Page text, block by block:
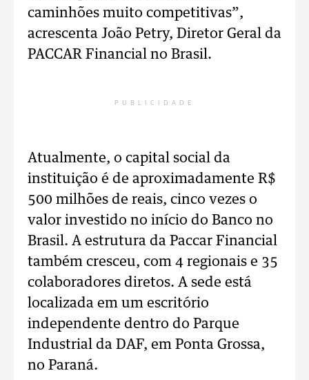
caminhões muito competitivas”,
acrescenta João Petry, Diretor Geral da
PACCAR Financial no Brasil.
PUBLICIDADE
Atualmente, o capital social da
instituição é de aproximadamente R$
500 milhões de reais, cinco vezes o
valor investido no início do Banco no
Brasil. A estrutura da Paccar Financial
também cresceu, com 4 regionais e 35
colaboradores diretos. A sede está
localizada em um escritório
independente dentro do Parque
Industrial da DAF, em Ponta Grossa,
no Paraná.